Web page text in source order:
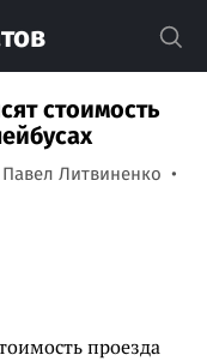
стоимость
Павел Литвиненко
проезда